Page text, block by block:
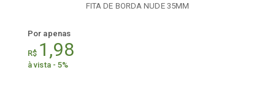
FITA DE BORDA NUDE 35MM
Por apenas
R$ 1,98
à vista - 5%